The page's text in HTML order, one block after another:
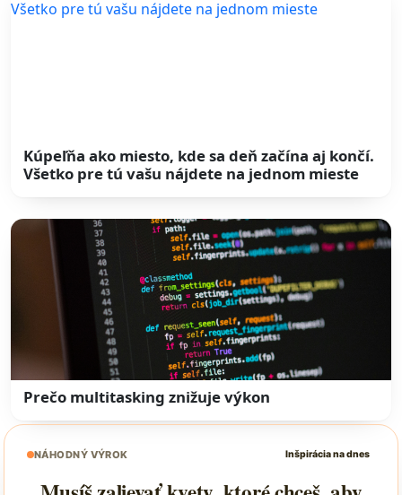
Kúpeľňa ako miesto, kde sa deň začína aj končí.
Všetko pre tú vašu nájdete na jednom mieste
Prečo multitasking znižuje výkon